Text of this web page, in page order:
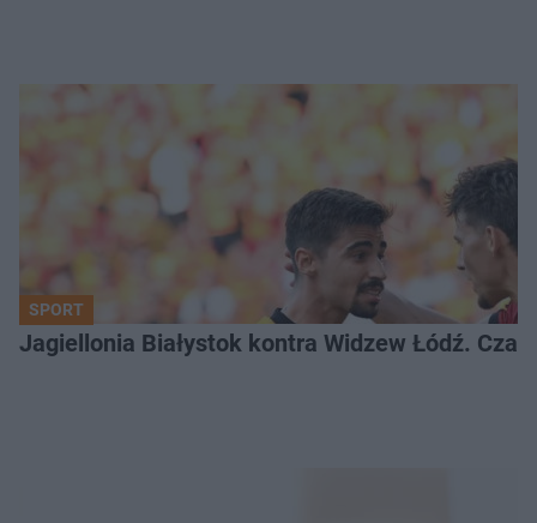
SPORT
Jagiellonia Białystok kontra Widzew Łódź.